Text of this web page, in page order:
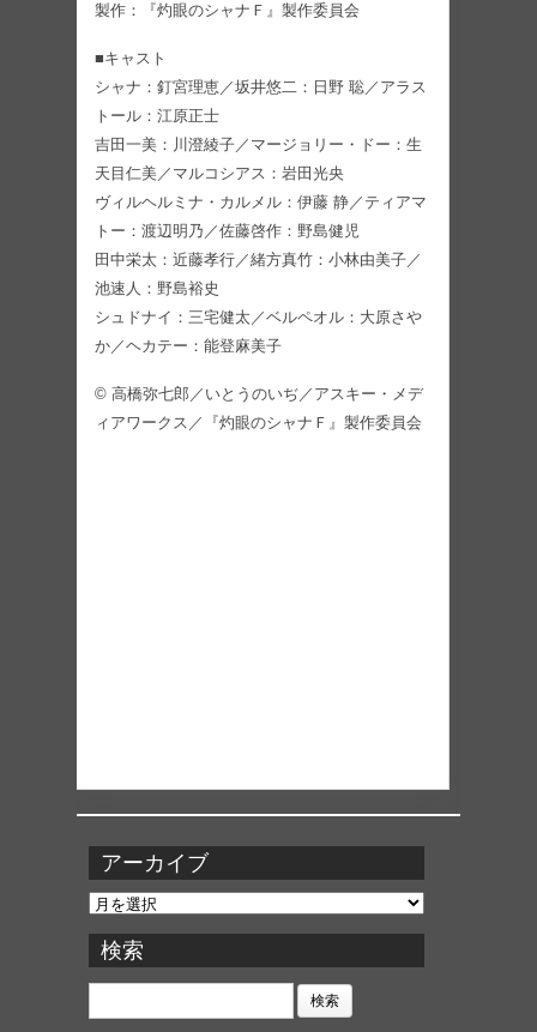
製作：『灼眼のシャナＦ』製作委員会
■キャスト
シャナ：釘宮理恵／坂井悠二：日野 聡／アラス
トール：江原正士
吉田一美：川澄綾子／マージョリー・ドー：生
天目仁美／マルコシアス：岩田光央
ヴィルヘルミナ・カルメル：伊藤 静／ティアマ
トー：渡辺明乃／佐藤啓作：野島健児
田中栄太：近藤孝行／緒方真竹：小林由美子／
池速人：野島裕史
シュドナイ：三宅健太／ベルペオル：大原さや
か／ヘカテー：能登麻美子
© 高橋弥七郎／いとうのいぢ／アスキー・メデ
ィアワークス／『灼眼のシャナＦ』製作委員会
アーカイブ
ア
カ
イ
ブ
検索
検